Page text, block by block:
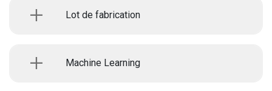
Lot de fabrication
Machine Learning